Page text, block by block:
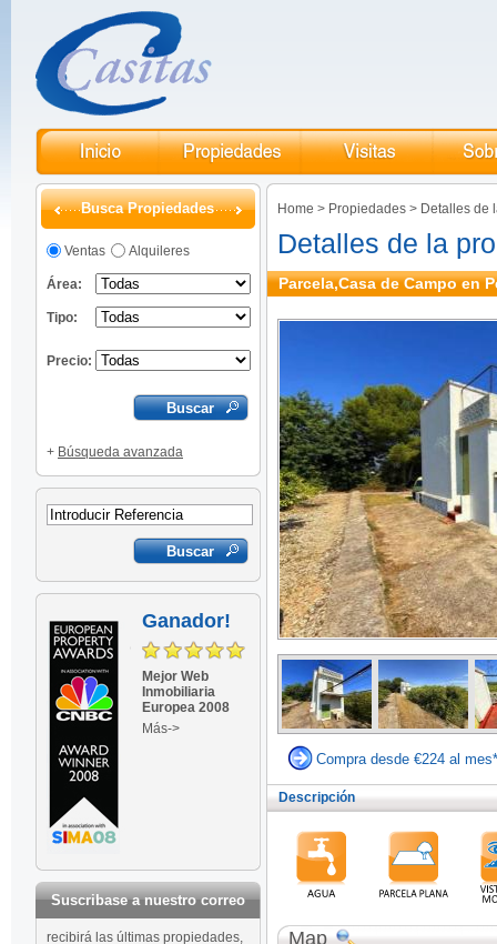
Busca Propiedades
Ventas Alquileres
Área:
Tipo:
Precio:
+ Búsqueda avanzada
Ganador!
Mejor Web
Inmobiliaria
Europea 2008
Más->
Suscribase a nuestro correo
recibirá las últimas propiedades,
Home > Propiedades > Detalles de
Detalles de la
Parcela,Casa de Campo en
Compra desde €224 al mes*
Descripción
Map